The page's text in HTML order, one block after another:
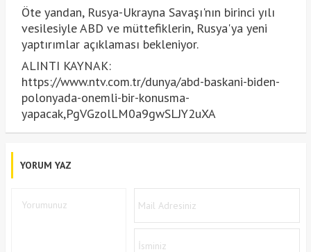
Öte yandan, Rusya-Ukrayna Savaşı'nın birinci yılı
vesilesiyle ABD ve müttefiklerin, Rusya'ya yeni
yaptırımlar açıklaması bekleniyor.
ALINTI KAYNAK:
https://www.ntv.com.tr/dunya/abd-baskani-biden-
polonyada-onemli-bir-konusma-
yapacak,PgVGzolLM0a9gwSLJY2uXA
YORUM YAZ